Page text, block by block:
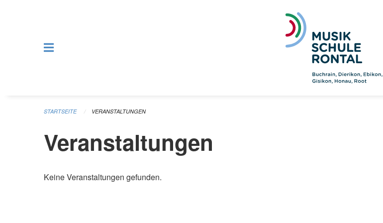
STARTSEITE VERANSTALTUNGEN
Veranstaltungen
Keine Veranstaltungen gefunden.